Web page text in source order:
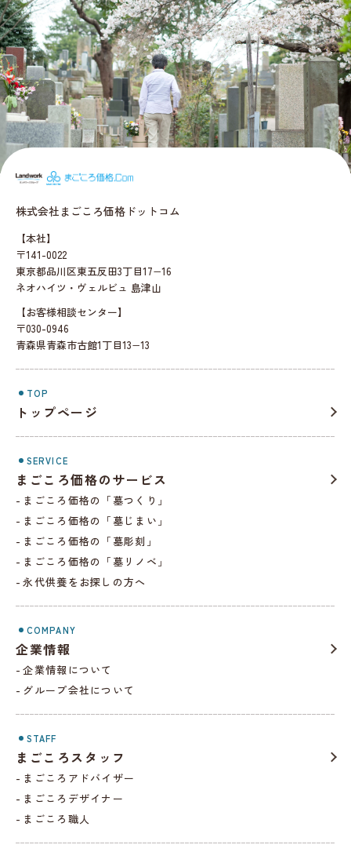
まごころ価格
株式会社まごころ価格ドットコム
【本社】
〒141-0022
東京都品川区東五反田3丁目17−16
ネオハイツ・ヴェルビュ 島津山
【お客様相談センター】
〒030-0946
青森県青森市古館1丁目13−13
TOP
トップページ
SERVICE
まごころ価格のサービス
まごころ価格の「墓つくり」
まごころ価格の「墓じまい」
まごころ価格の「墓彫刻」
まごころ価格の「墓リノベ」
永代供養をお探しの方へ
COMPANY
企業情報
企業情報について
グループ会社について
STAFF
まごころスタッフ
まごころアドバイザー
まごころデザイナー
まごころ職人